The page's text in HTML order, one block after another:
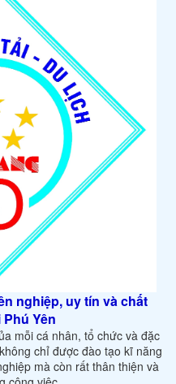
nghiệp, uy tín và chất
Yên
mỗi cá nhân, tổ chức và đặc
chỉ được đào tạo kĩ năng
mà còn rất thân thiện và